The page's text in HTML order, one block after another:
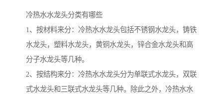
冷热水水龙头分类有哪些
1、按材料来分：冷热水水龙头包括不锈钢水龙头，铸铁
水龙头，塑料水龙头，黄铜水龙头，锌合金水龙头和高
分子水龙头等几种。
2、按结构来分：冷热水水龙头分为单联式水龙头，双联
式水龙头和三联式水龙头等几种。除此之外，冷热水水